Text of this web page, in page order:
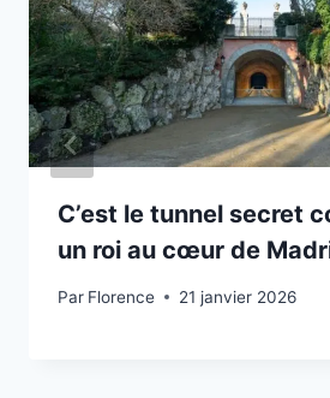
C’est le tunnel secret
un roi au cœur de
Par Florence 21 janvier 2026